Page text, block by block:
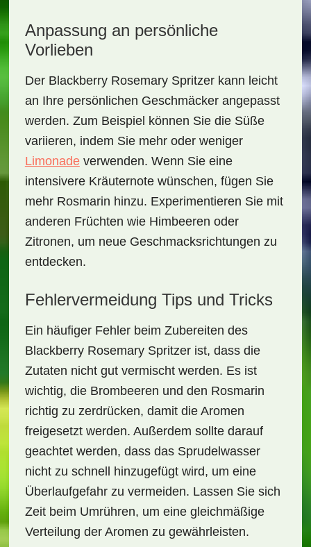
Anpassung an persönliche
Vorlieben
Der Blackberry Rosemary Spritzerkann leicht
an Ihre persönlichen Geschmäcker angepasst
werden. Zum Beispiel können Sie die Süße
variieren, indem Sie mehr oder weniger
Limonadeverwenden. Wenn Sie eine
intensivere Kräuternote wünschen, fügen Sie
mehr Rosmarin hinzu. Experimentieren Sie mit
anderen Früchten wie Himbeeren oder
Zitronen, um neue Geschmacksrichtungen zu
entdecken.
Fehlervermeidung Tips und Tricks
Ein häufiger Fehler beim Zubereiten des
Blackberry Rosemary Spritzerist, dass die
Zutaten nicht gut vermischt werden. Es ist
wichtig, die Brombeeren und den Rosmarin
richtig zu zerdrücken, damit die Aromen
freigesetzt werden. Außerdem sollte darauf
geachtet werden, dass das Sprudelwasser
nicht zu schnell hinzugefügt wird, um eine
Überlaufgefahr zu vermeiden. Lassen Sie sich
Zeit beim Umrühren, um eine gleichmäßige
Verteilung der Aromen zu gewährleisten.